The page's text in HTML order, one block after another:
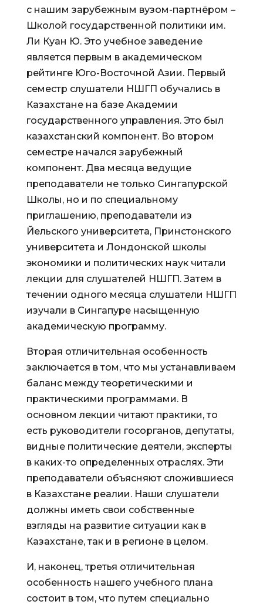
с нашим зарубежным вузом-партнёром –
Школой государственной политики им.
Ли Куан Ю. Это учебное заведение
является первым в академическом
рейтинге Юго-Восточной Азии. Первый
семестр слушатели НШГП обучались в
Казахстане на базе Академии
государственного управления. Это был
казахстанский компонент. Во втором
семестре начался зарубежный
компонент. Два месяца ведущие
преподаватели не только Сингапурской
Школы, но и по специальному
приглашению, преподаватели из
Йельского университета, Принстонского
университета и Лондонской школы
экономики и политических наук читали
лекции для слушателей НШГП. Затем в
течении одного месяца слушатели НШГП
изучали в Сингапуре насыщенную
академическую программу.
Вторая отличительная особенность
заключается в том, что мы устанавливаем
баланс между теоретическими и
практическими программами. В
основном лекции читают практики, то
есть руководители госорганов, депутаты,
видные политические деятели, эксперты
в каких-то определенных отраслях. Эти
преподаватели объясняют сложившиеся
в Казахстане реалии. Наши слушатели
должны иметь свои собственные
взгляды на развитие ситуации как в
Казахстане, так и в регионе в целом.
И, наконец, третья отличительная
особенность нашего учебного плана
состоит в том, что путем специально